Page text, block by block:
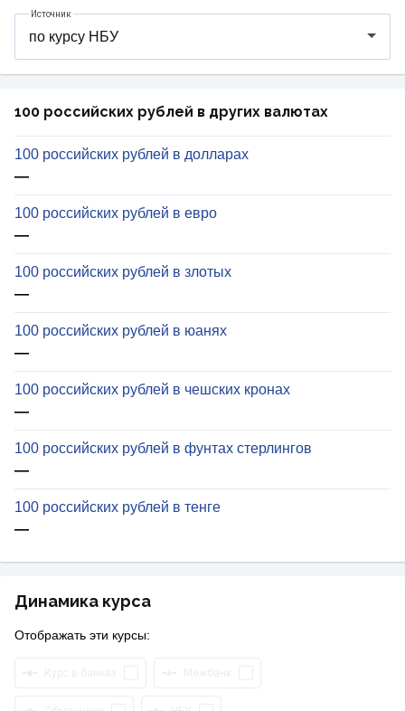
Источник
100 российских рублей в других валютах
100 российских рублей в долларах
—
100 российских рублей в евро
—
100 российских рублей в злотых
—
100 российских рублей в юанях
—
100 российских рублей в чешских кронах
—
100 российских рублей в фунтах стерлингов
—
100 российских рублей в тенге
—
Динамика курса
Отображать эти курсы: